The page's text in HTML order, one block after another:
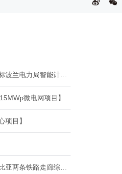
【1.75亿！三星医疗电气公司中标波兰电力局智能计量项目】
微电网项目】
项目】
【中交参股企业中标其一！哥伦比亚两条铁路走廊综合维护与运营保障合同授出】